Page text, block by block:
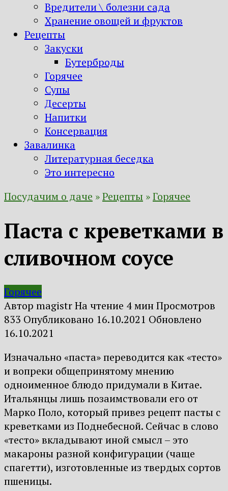
Вредители \ болезни сада
Хранение овощей и фруктов
Рецепты
Закуски
Бутерброды
Горячее
Супы
Десерты
Напитки
Консервация
Завалинка
Литературная беседка
Это интересно
Посудачим о даче »Рецепты »Горячее
Паста с креветками в
сливочном соусе
Горячее
Автор magistrНа чтение 4 минПросмотров
833 Опубликовано 16.10.2021 Обновлено
16.10.2021
Изначально «паста» переводится как «тесто»
и вопреки общепринятому мнению
одноименное блюдо придумали в Китае.
Итальянцы лишь позаимствовали его от
Марко Поло, который привез рецепт пасты с
креветками из Поднебесной. Сейчас в слово
«тесто» вкладывают иной смысл – это
макароны разной конфигурации (чаще
спагетти), изготовленные из твердых сортов
пшеницы.